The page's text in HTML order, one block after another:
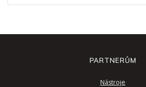
PARTNERŮM
Nástroje